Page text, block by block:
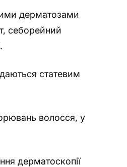
дерматозами
себорейний
статевим
волосся, у
дерматоскопії